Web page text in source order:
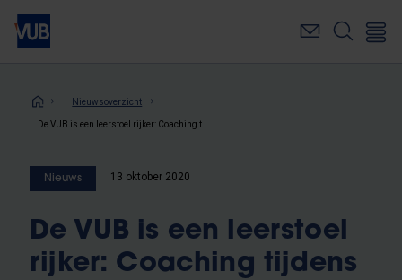
Overslaan
naar
inhoudKruimelpad
Nieuwsoverzicht
Nieuws 13 oktober 2020
De VUB is een leerstoel
rijker: Coaching tijdens